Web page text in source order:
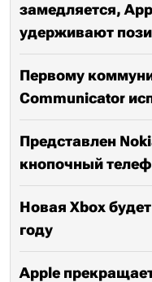
замедляется,
удерживают
Первому
Communicator
Представлен
кнопочный
Новая Xbox
году
Apple